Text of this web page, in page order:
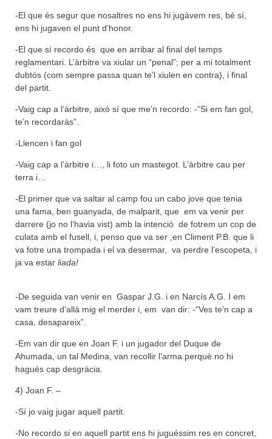
-El que és segur que nosaltres no ens hi jugàvem res, bé sí,
ens hi jugaven el punt d’honor.
-El que sí recordo és que en arribar al final del temps
reglamentari. L’àrbitre va xiular un “penal”; per a mi totalment
dubtós (com sempre passa quan te’l xiulen en contra), i final
del partit.
-Vaig cap a l’àrbitre, això sí que me’n recordo: -“Si em fan gol,
te’n recordaràs”.
-Llencen i fan gol
-Vaig cap a l’àrbitre i…, li foto un mastegot. L’àrbitre cau per
terra i…
-El primer que va saltar al camp fou un cabo jove que tenia
una fama, ben guanyada, de malparit, que em va venir per
darrere (jo no l’havia vist) amb la intenció de fotrem un cop de
culata amb el fusell, i, penso que va ser ,en Climent P.B. que li
va fotre una trompada i el va desermar, va perdre l’escopeta, i
ja va estar liada!
-De seguida van venir en Gaspar J.G. i en Narcís A.G. I em
vam treure d’allà mig el merder i, em van dir: -“Ves te’n cap a
casa, desapareix”.
-Em van dir que en Joan F. i un jugador del Duque de
Ahumada, un tal Medina, van recollir l’arma perquè no hi
hagués cap desgràcia.
4) Joan F. –
-Sí jo vaig jugar aquell partit.
-No recordo si en aquell partit ens hi juguéssim res en concret,